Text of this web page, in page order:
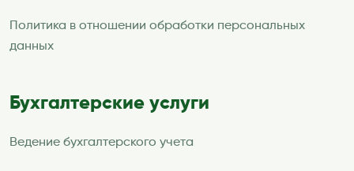
Политика в отношении обработки персональных
данных
Бухгалтерские услуги
Ведение бухгалтерского учета